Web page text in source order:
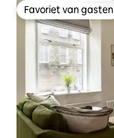
Favoriet van gasten
Favoriet van gasten